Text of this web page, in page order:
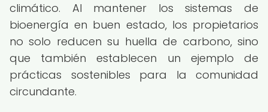
climático. Al mantener los sistemas de
bioenergía en buen estado, los propietarios
no solo reducen su huella de carbono, sino
que también establecen un ejemplo de
prácticas sostenibles para la comunidad
circundante.